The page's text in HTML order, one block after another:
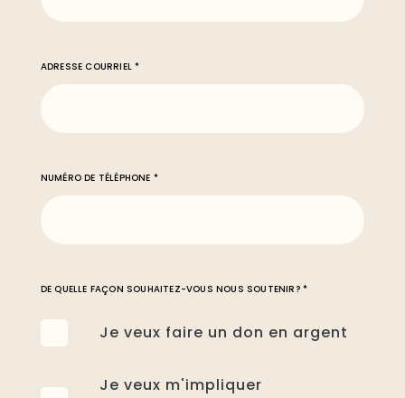
ADRESSE COURRIEL *
NUMÉRO DE TÉLÉPHONE *
DE QUELLE FAÇON SOUHAITEZ-VOUS NOUS SOUTENIR? *
Je veux faire un don en argent
Je veux m'impliquer